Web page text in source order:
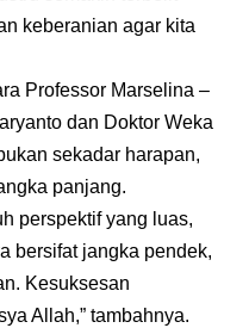
keberanian agar kita
Professor Marselina –
dan Doktor Weka
sekadar harapan,
panjang.
perspektif yang luas,
bersifat jangka pendek,
Kesuksesan
Allah,” tambahnya.